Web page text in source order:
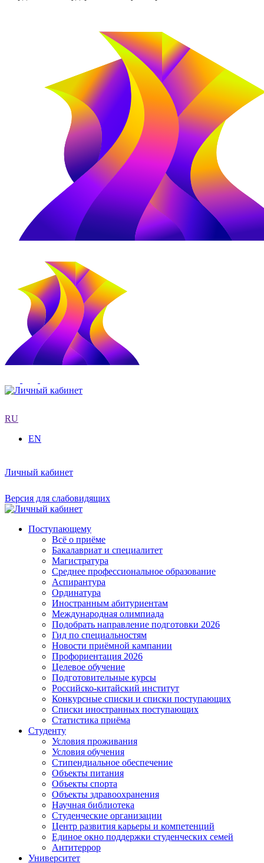
RU
EN
Личный кабинет
Версия для слабовидящих
Поступающему
Всё о приёме
Бакалавриат и специалитет
Магистратура
Среднее профессиональное образование
Аспирантура
Ординатура
Иностранным абитуриентам
Международная олимпиада
Подобрать направление подготовки 2026
Гид по специальностям
Новости приёмной кампании
Профориентация 2026
Целевое обучение
Подготовительные курсы
Российско-китайский институт
Конкурсные списки и списки поступающих
Списки иностранных поступающих
Статистика приёма
Студенту
Условия проживания
Условия обучения
Стипендиальное обеспечение
Объекты питания
Объекты спорта
Объекты здравоохранения
Научная библиотека
Студенческие организации
Центр развития карьеры и компетенций
Единое окно поддержки студенческих семей
Антитеррор
Университет